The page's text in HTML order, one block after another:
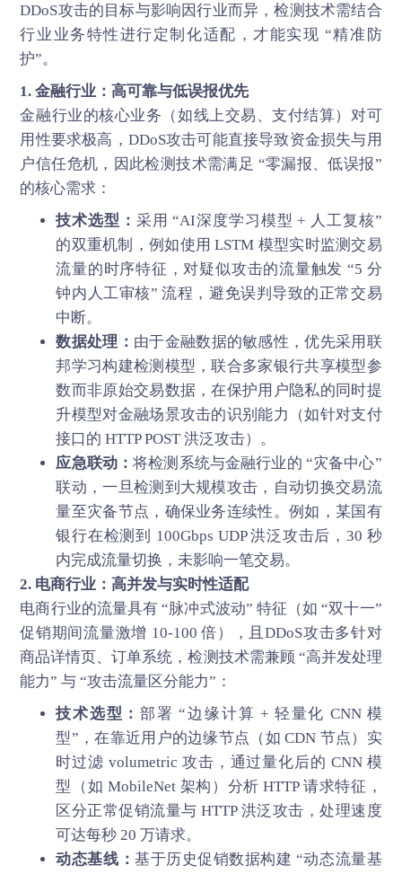
DDoS攻击的目标与影响因行业而异，检测技术需结合
行业业务特性进行定制化适配，才能实现 “精准防
护”。
1. 金融行业：高可靠与低误报优先
金融行业的核心业务（如线上交易、支付结算）对可
用性要求极高，DDoS攻击可能直接导致资金损失与用
户信任危机，因此检测技术需满足 “零漏报、低误报”
的核心需求：
技术选型： 采用 “AI深度学习模型 + 人工复核”
的双重机制，例如使用 LSTM 模型实时监测交易
流量的时序特征，对疑似攻击的流量触发 “5 分
钟内人工审核” 流程，避免误判导致的正常交易
中断。
数据处理： 由于金融数据的敏感性，优先采用联
邦学习构建检测模型，联合多家银行共享模型参
数而非原始交易数据，在保护用户隐私的同时提
升模型对金融场景攻击的识别能力（如针对支付
接口的 HTTP POST 洪泛攻击）。
应急联动：将检测系统与金融行业的 “灾备中心”
联动，一旦检测到大规模攻击，自动切换交易流
量至灾备节点，确保业务连续性。例如，某国有
银行在检测到 100Gbps UDP 洪泛攻击后，30 秒
内完成流量切换，未影响一笔交易。
2. 电商行业：高并发与实时性适配
电商行业的流量具有 “脉冲式波动” 特征（如 “双十一”
促销期间流量激增 10-100 倍），且DDoS攻击多针对
商品详情页、订单系统，检测技术需兼顾 “高并发处理
能力” 与 “攻击流量区分能力”：
技术选型：部署 “边缘计算 + 轻量化 CNN 模
型”，在靠近用户的边缘节点（如 CDN 节点）实
时过滤 volumetric 攻击，通过量化后的 CNN 模
型（如 MobileNet 架构）分析 HTTP 请求特征，
区分正常促销流量与 HTTP 洪泛攻击，处理速度
可达每秒 20 万请求。
动态基线：基于历史促销数据构建 “动态流量基